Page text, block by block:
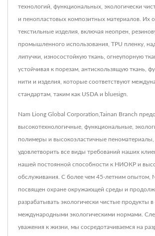
технологий, функциональных, экологически
и пенопластовых композитных материалов. Их
текстильные изделия, включая неопрен,
промышленного использования, TPU пленку,
липучки, износостойкую ткань, огнеупорную
устойчивая к порезам, антискользящую ткань,
нити и изделия, которые соответствуют
стандартам, таким как USDA и bluesign.
Nam Liong Global Corporation,Tainan Branch
высокотехнологичные, функциональные,
полимеры и высокоэластичные пеноматериалы,
удовлетворить все виды требований наших
нашей постоянной способности к НИОКР и
обслуживания. С более чем 45-летним опытом,
посвящен охране окружающей среды и
разрабатывать экологически чистые продукты в
международными экологическими нормами.
уважения к жизни, мы сосредотачиваемся на